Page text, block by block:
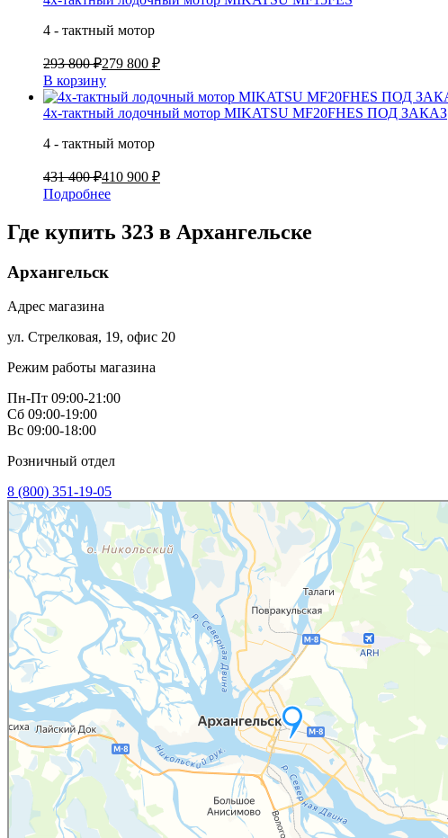
4 - тактный мотор
293 800 ₽279 800 ₽
В корзину
4х-тактный лодочный мотор MIKATSU MF20FHES ПОД ЗАКАЗ
4 - тактный мотор
431 400 ₽410 900 ₽
Подробнее
Где купить 323 в Архангельске
Архангельск
Адрес магазина
ул. Стрелковая, 19, офис 20
Режим работы магазина
Пн-Пт 09:00-21:00
Сб 09:00-19:00
Вс 09:00-18:00
Розничный отдел
8 (800) 351-19-05